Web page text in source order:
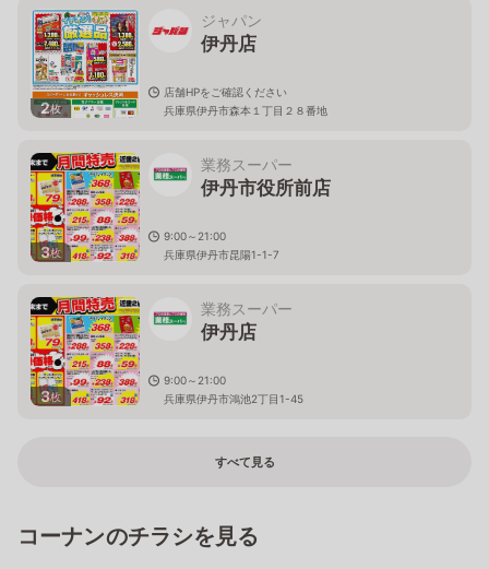
2枚
ジャパン
伊丹店
店舗HPをご確認ください
兵庫県伊丹市森本１丁目２８番地
3枚
業務スーパー
伊丹市役所前店
9:00～21:00
兵庫県伊丹市昆陽1-1-7
3枚
業務スーパー
伊丹店
9:00～21:00
兵庫県伊丹市鴻池2丁目1-45
すべて見る
コーナンのチラシを見る